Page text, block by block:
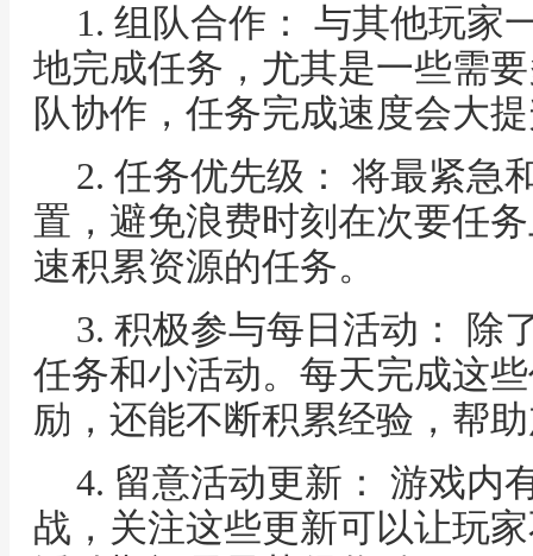
1. 组队合作： 与其他玩家
地完成任务，尤其是一些需
队协作，任务完成速度会大
2. 任务优先级： 将最紧急
置，避免浪费时刻在次要任
速积累资源的任务。
3. 积极参与每日活动： 除
任务和小活动。每天完成这
励，还能不断积累经验，帮
4. 留意活动更新： 游戏内
战，关注这些更新可以让玩